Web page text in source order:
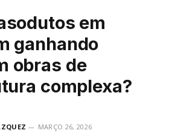
em
ganhando
obras de
complexa?
MARÇO 26, 2026